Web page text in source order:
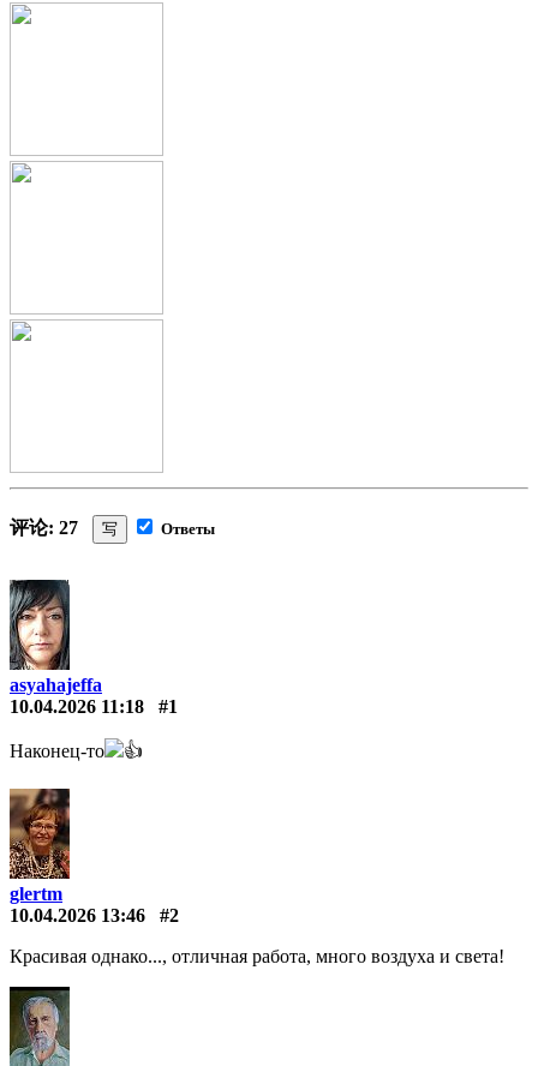
评论: 27 写 Ответы
asyahajeffa
10.04.2026 11:18
#1
Наконец-то 👍
glertm
10.04.2026 13:46
#2
Красивая однако..., отличная работа, много воздуха и света!